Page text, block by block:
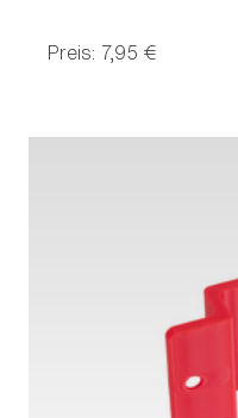
Preis: 7,95 €